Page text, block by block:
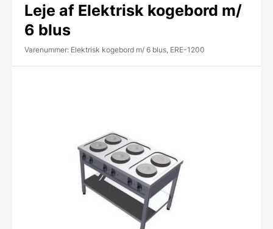
Leje af Elektrisk kogebord m/
6 blus
Varenummer: Elektrisk kogebord m/ 6 blus, ERE-1200